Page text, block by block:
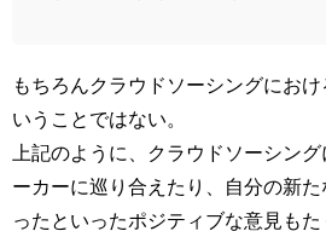
もちろんクラウドソーシングにお
いうことではない。
上記のように、クラウドソーシン
ーカーに巡り合えたり、自分の新
ったといったポジティブな意見も